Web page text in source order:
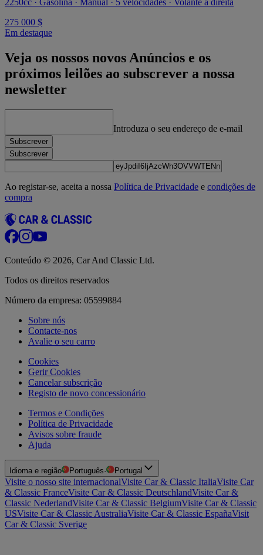
2250cc · Gasolina · Manual · 5 velocidades · Volante à direita
275 000 $
Em destaque
Veja os nossos novos Anúncios e os
próximos leilões ao subscrever a nossa
newsletter
Introduza o seu endereço de e‑mail
Subscrever
Subscrever
Ao registar-se, aceita a nossa Política de Privacidade e condições de
compra
Conteúdo © 2026, Car And Classic Ltd.
Todos os direitos reservados
Número da empresa: 05599884
Sobre nós
Contacte-nos
Avalie o seu carro
Cookies
Gerir Cookies
Cancelar subscrição
Registo de novo concessionário
Termos e Condições
Política de Privacidade
Avisos sobre fraude
Ajuda
Idioma e região Português· Portugal
Visite o nosso site internacionalVisite Car & Classic ItaliaVisite Car
& Classic FranceVisite Car & Classic DeutschlandVisite Car &
Classic NederlandVisite Car & Classic BelgiumVisite Car & Classic
USVisite Car & Classic AustraliaVisite Car & Classic EspañaVisit
Car & Classic Sverige